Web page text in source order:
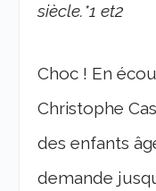
siècle.*1 et2
Choc ! En
Christophe
des enfants
demande